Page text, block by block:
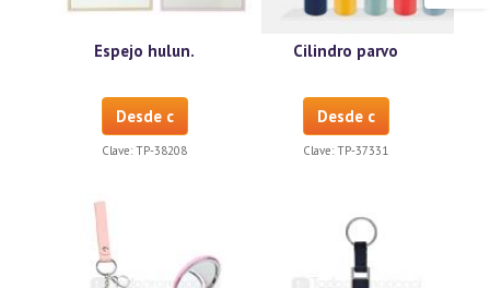
Espejo hulun.
Desde c
Clave: TP-38208
Cilindro parvo
Desde c
Clave: TP-37331